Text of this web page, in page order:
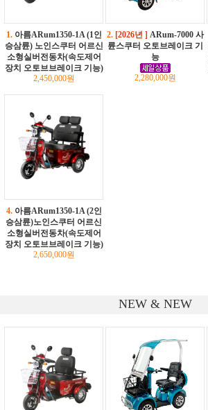
1. 아름ARum1350-1A (1인
승삼륜) 노인스쿠터 어르신
소형실버전동차(속도제어
장치 오토브브레이크 기능)
2,450,000원
2. [2026년 ] ARum-7000 사
륜스쿠터 오토브레이크 기
능
2,280,000원
4. 아름ARum1350-1A (2인
승삼륜)노인스쿠터 어르신
소형실버전동차(속도제어
장치 오토브브레이크 기능)
2,650,000원
NEW & NEW